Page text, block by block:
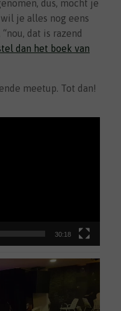
dus, mocht je
je alles nog eens
dat is razend
dan het boek van
meetup. Tot dan!
30:18